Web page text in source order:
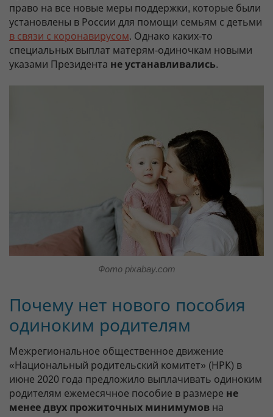
право на все новые меры поддержки, которые были
установлены в России для помощи семьям с детьми
в связи с коронавирусом. Однако каких-то
специальных выплат матерям-одиночкам новыми
указами Президента не устанавливались.
Фото pixabay.com
Почему нет нового пособия
одиноким родителям
Межрегиональное общественное движение
«Национальный родительский комитет» (НРК) в
июне 2020 года предложило выплачивать одиноким
родителям ежемесячное пособие в размере не
менее двух прожиточных минимумов на